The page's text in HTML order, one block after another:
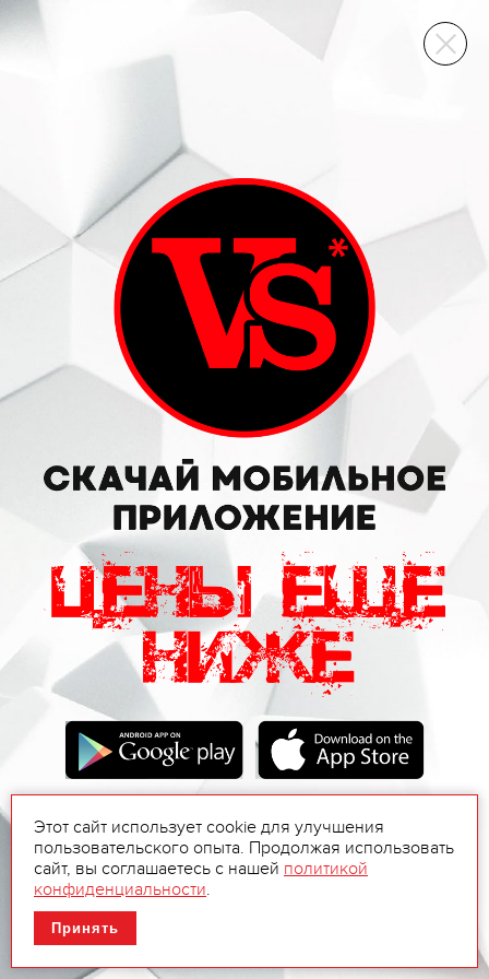
ВИННЫЙ СКЛАД
Этот сайт использует cookie для улучшения
пользовательского опыта. Продолжая использовать
сайт, вы соглашаетесь с нашей политикой
конфиденциальности.
Принять